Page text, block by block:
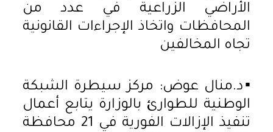
الأراضي الزراعية في عدد من
المحافظات واتخاذ الإجراءات القانونية
تجاه المخالفين
▪︎د.منال عوض: مركز سيطرة الشبكة
الوطنية للطوارئ بالوزارة يتابع أعمال
تنفيذ الإزالات الفورية في 21 محافظة